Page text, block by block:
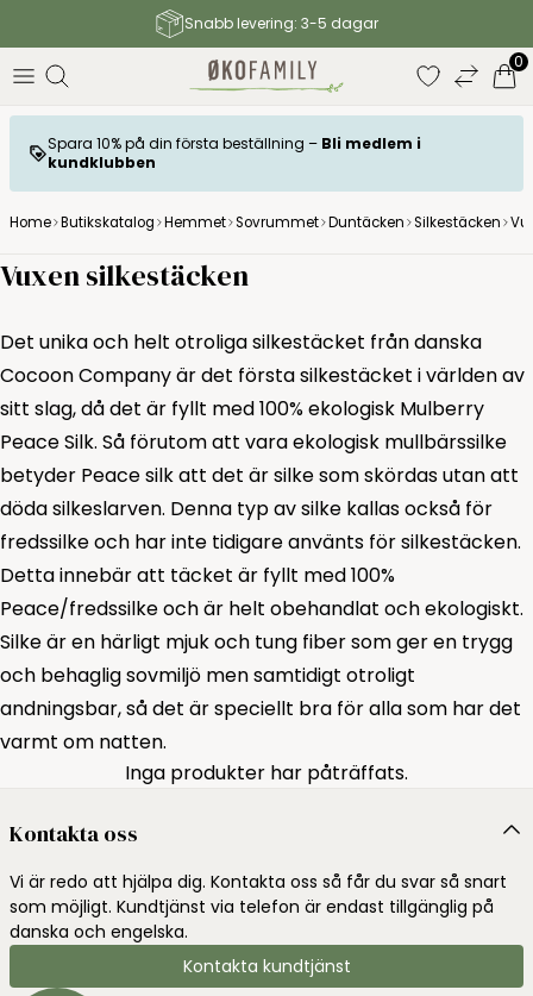
Snabb levering: 3-5 dagar
0
Spara 10% på din första beställning – Bli medlem i
kundklubben
Home Butikskatalog Hemmet Sovrummet Duntäcken Silkestäcken
Vuxen silkestäcken
Det unika och helt otroliga silkestäcket från danska
Cocoon Company är det första silkestäcket i världen av
sitt slag, då det är fyllt med 100% ekologisk Mulberry
Peace Silk. Så förutom att vara ekologisk mullbärssilke
betyder Peace silk att det är silke som skördas utan att
döda silkeslarven. Denna typ av silke kallas också för
fredssilke och har inte tidigare använts för silkestäcken.
Detta innebär att täcket är fyllt med 100%
Peace/fredssilke och är helt obehandlat och ekologiskt.
Silke är en härligt mjuk och tung fiber som ger en trygg
och behaglig sovmiljö men samtidigt otroligt
andningsbar, så det är speciellt bra för alla som har det
varmt om natten.
Inga produkter har påträffats.
Kontakta oss
Vi är redo att hjälpa dig. Kontakta oss så får du svar så snart
som möjligt. Kundtjänst via telefon är endast tillgänglig på
danska och engelska.
Kontakta kundtjänst